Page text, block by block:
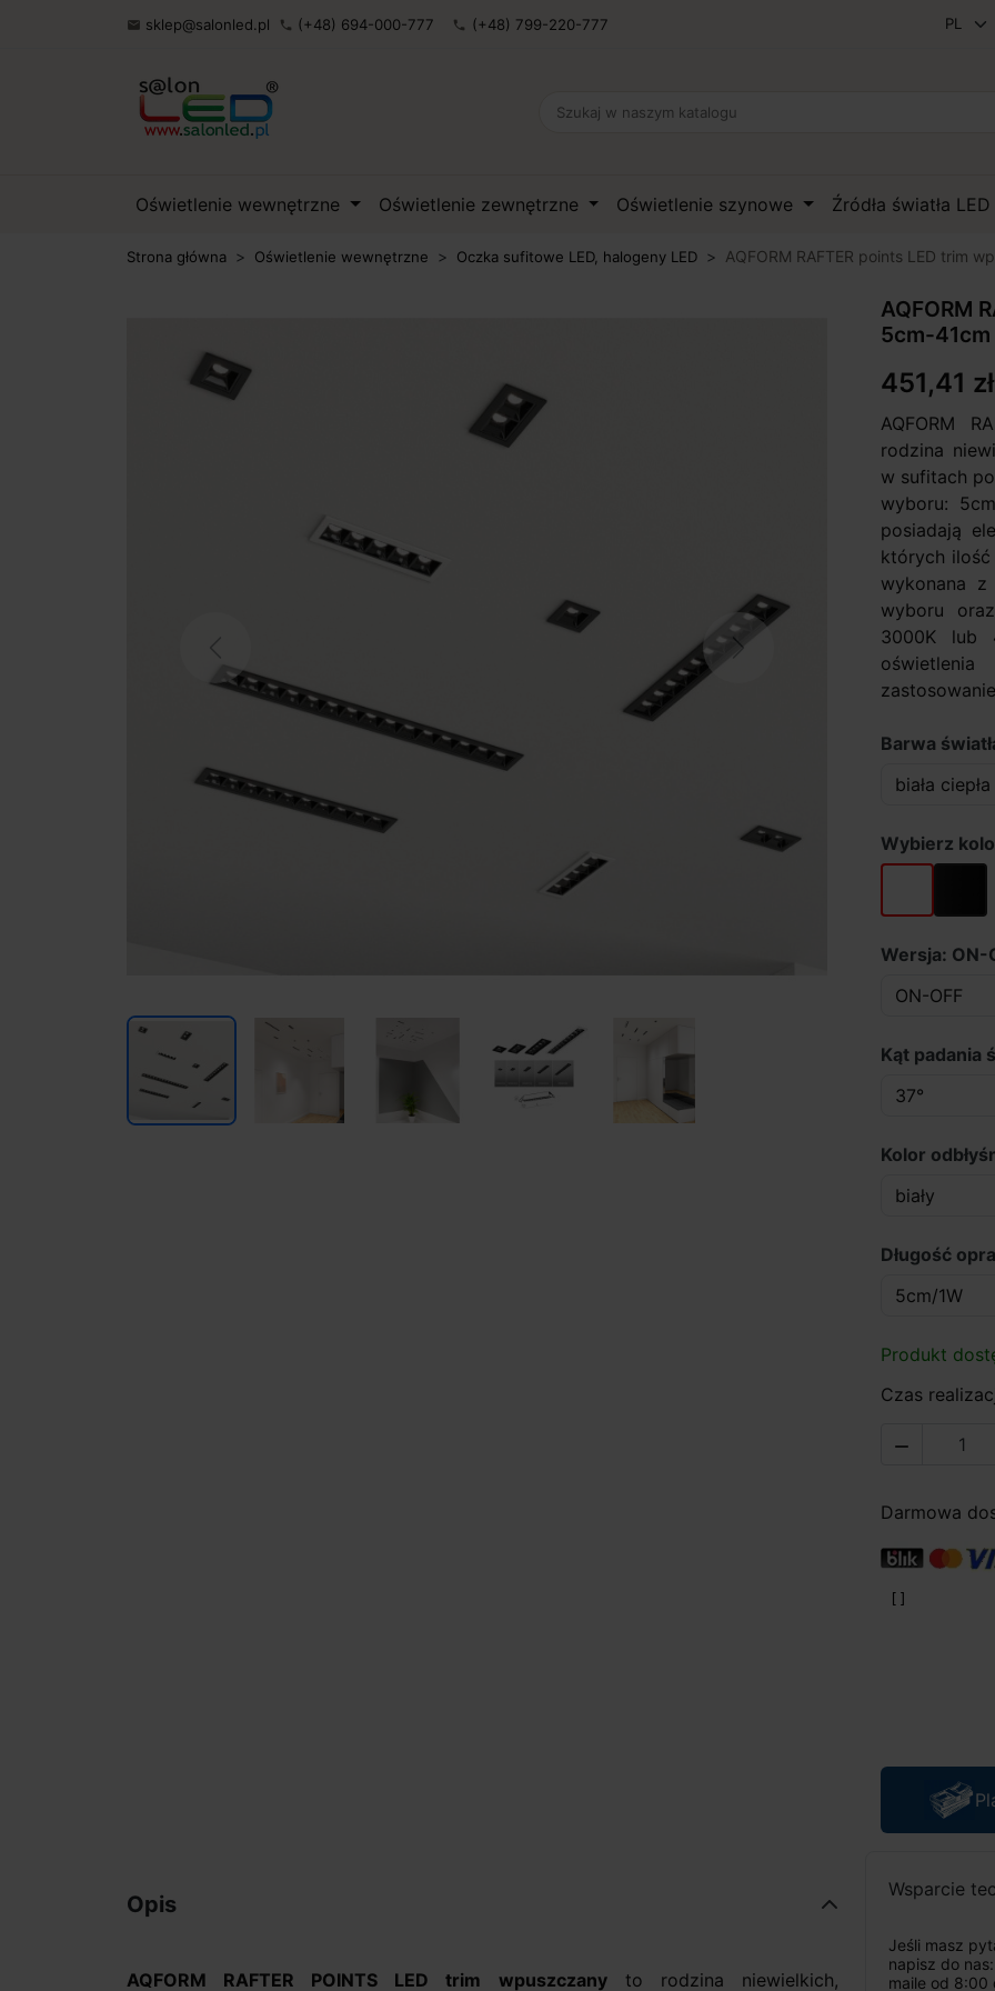
 sklep@salonled.pl phone (+48) 694-000-777 phone (+48) 799-220-777
Oświetlenie wewnętrzne Oświetlenie zewnętrzne Oświetlenie szynowe Źródła światła LED
Strona główna Oświetlenie wewnętrzne Oczka sufitowe LED, halogeny LED AQFORM RAFTER points LED trim
AQFORM
5cm-41cm
451,41 zł
AQFORM
rodzina
w sufitach
wyboru:
posiadają
których ilość
wykonana
wyboru
3000K lub
oświetlenia
Barwa
Wybierz
biały czarny
Wersja: ON-
Kąt padania
Kolor
Długość
Produkt
Czas

Darmowa
Wsparcie
Jeśli masz
napisz do
maile od 8:00
Opis
AQFORM RAFTER POINTS LED trim wpuszczany to rodzina niewielkich,